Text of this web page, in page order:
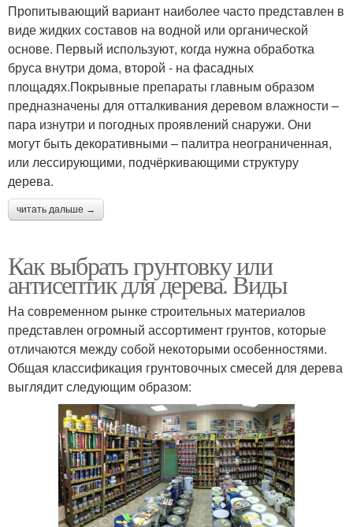
Пропитывающий вариант наиболее часто представлен в
виде жидких составов на водной или органической
основе. Первый используют, когда нужна обработка
бруса внутри дома, второй - на фасадных
площадях.Покрывные препараты главным образом
предназначены для отталкивания деревом влажности –
пара изнутри и погодных проявлений снаружи. Они
могут быть декоративными – палитра неограниченная,
или лессирующими, подчёркивающими структуру
дерева.
читать дальше →
Как выбрать грунтовку или
антисептик для дерева. Виды
На современном рынке строительных материалов
представлен огромный ассортимент грунтов, которые
отличаются между собой некоторыми особенностями.
Общая классификация грунтовочных смесей для дерева
выглядит следующим образом: